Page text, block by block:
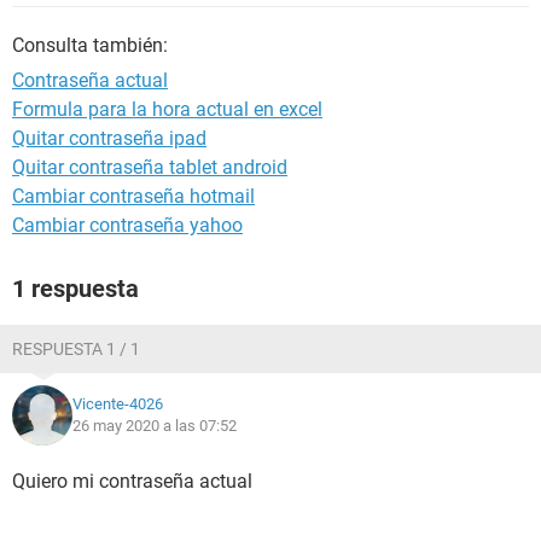
Consulta también:
Contraseña actual
Formula para la hora actual en excel
Quitar contraseña ipad
Quitar contraseña tablet android
Cambiar contraseña hotmail
Cambiar contraseña yahoo
1 respuesta
RESPUESTA 1 / 1
Vicente-4026
26 may 2020 a las 07:52
Quiero mi contraseña actual